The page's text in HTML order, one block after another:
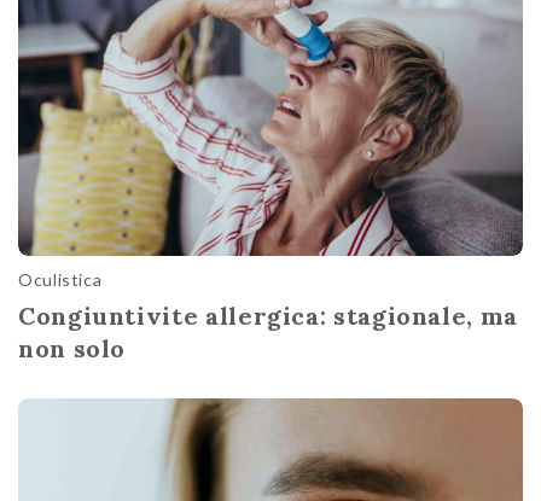
Oculistica
Congiuntivite allergica: stagionale, ma
non solo